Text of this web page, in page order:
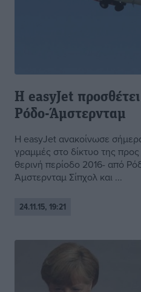
Η easyJet
Ρόδο-Άμστερνταμ
Η easyJet ανακοίνωσε
γραμμές στο δίκτυο της
θερινή περίοδο 2016- από
Άμστερνταμ Σίπχολ και ...
24.11.15, 19:21